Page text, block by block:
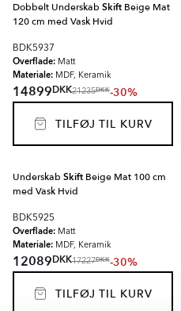
Dobbelt Underskab Skift Beige Mat
120 cm med Vask Hvid
BDK5937
Overflade: Matt
Materiale: MDF, Keramik
14899DKK21235DKK-30%
TILFØJ TIL KURV
Underskab Skift Beige Mat 100 cm
med Vask Hvid
BDK5925
Overflade: Matt
Materiale: MDF, Keramik
12089DKK17227DKK-30%
TILFØJ TIL KURV